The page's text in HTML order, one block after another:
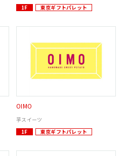
1F
東京ギフトパレット
OIMO
芋スイーツ
1F
東京ギフトパレット